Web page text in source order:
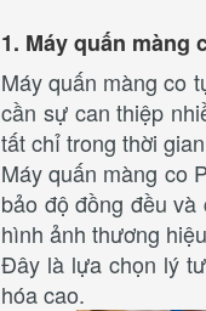
1. Máy quấn màng
Máy quấn màng co
cần sự can thiệp
tất chỉ trong thời
Máy quấn màng co
bảo độ đồng đều
hình ảnh thương
Đây là lựa chọn lý
hóa cao.